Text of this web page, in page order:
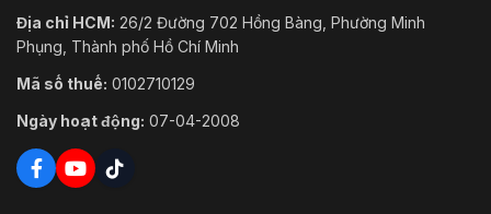
Địa chỉ HCM: 26/2 Đường 702 Hồng Bàng, Phường Minh
Phụng, Thành phố Hồ Chí Minh
Mã số thuế: 0102710129
Ngày hoạt động: 07-04-2008